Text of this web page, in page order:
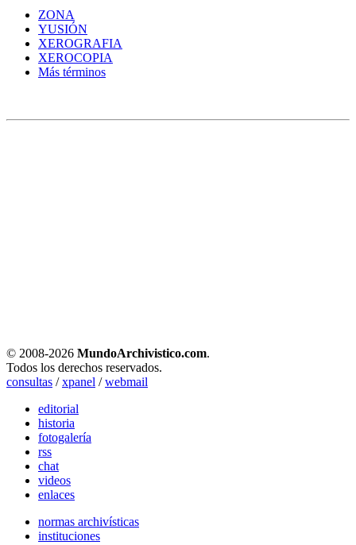
ZONA
YUSIÓN
XEROGRAFIA
XEROCOPIA
Más términos
© 2008-2026 MundoArchivistico.com.
Todos los derechos reservados.
consultas /xpanel /webmail
editorial
historia
fotogalería
rss
chat
videos
enlaces
normas archivísticas
instituciones